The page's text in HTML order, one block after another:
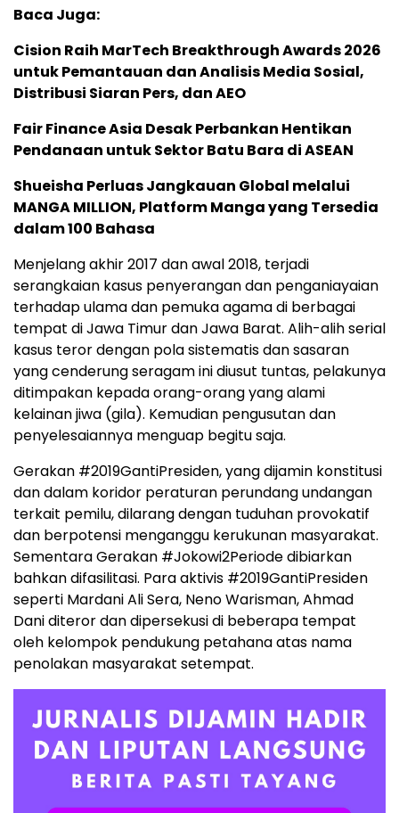
Baca Juga:
Cision Raih MarTech Breakthrough Awards 2026
untuk Pemantauan dan Analisis Media Sosial,
Distribusi Siaran Pers, dan AEO
Fair Finance Asia Desak Perbankan Hentikan
Pendanaan untuk Sektor Batu Bara di ASEAN
Shueisha Perluas Jangkauan Global melalui
MANGA MILLION, Platform Manga yang Tersedia
dalam 100 Bahasa
Menjelang akhir 2017 dan awal 2018, terjadi
serangkaian kasus penyerangan dan penganiayaian
terhadap ulama dan pemuka agama di berbagai
tempat di Jawa Timur dan Jawa Barat. Alih-alih serial
kasus teror dengan pola sistematis dan sasaran
yang cenderung seragam ini diusut tuntas, pelakunya
ditimpakan kepada orang-orang yang alami
kelainan jiwa (gila). Kemudian pengusutan dan
penyelesaiannya menguap begitu saja.
Gerakan #2019GantiPresiden, yang dijamin konstitusi
dan dalam koridor peraturan perundang undangan
terkait pemilu, dilarang dengan tuduhan provokatif
dan berpotensi menganggu kerukunan masyarakat.
Sementara Gerakan #Jokowi2Periode dibiarkan
bahkan difasilitasi. Para aktivis #2019GantiPresiden
seperti Mardani Ali Sera, Neno Warisman, Ahmad
Dani diteror dan dipersekusi di beberapa tempat
oleh kelompok pendukung petahana atas nama
penolakan masyarakat setempat.